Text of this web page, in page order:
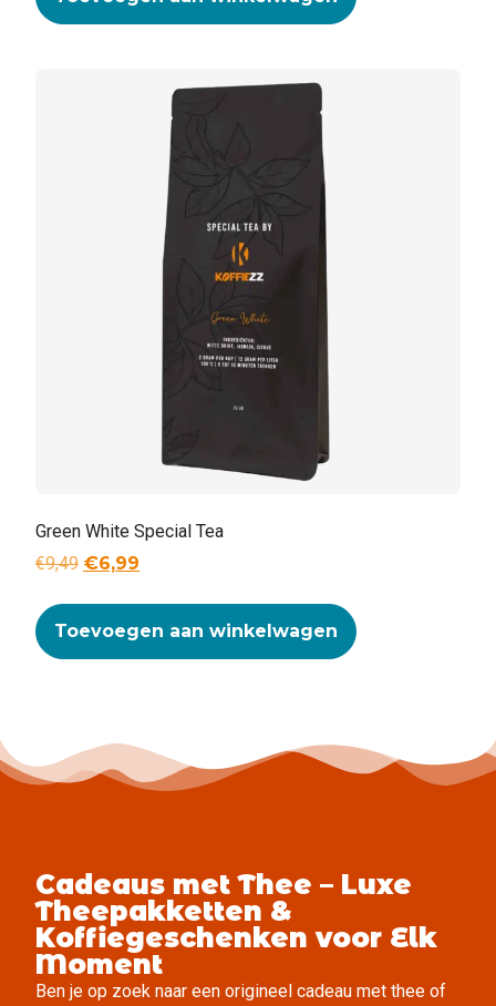
Green White Special Tea
€9,49 €6,99
Toevoegen aan winkelwagen
Cadeaus met Thee – Luxe
Theepakketten &
Koffiegeschenken voor Elk
Moment
Ben je op zoek naar een origineel cadeau met thee of